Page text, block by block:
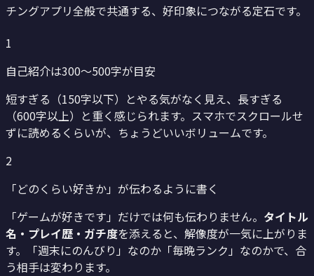
チングアプリ全般で共通する、好印象につながる定石です。
1
自己紹介は300〜500字が目安
短すぎる（150字以下）とやる気がなく見え、長すぎる
（600字以上）と重く感じられます。スマホでスクロールせ
ずに読めるくらいが、ちょうどいいボリュームです。
2
「どのくらい好きか」が伝わるように書く
「ゲームが好きです」だけでは何も伝わりません。 タイトル
名・プレイ歴・ガチ度を添えると、解像度が一気に上がりま
す。「週末にのんびり」なのか「毎晩ランク」なのかで、合
う相手は変わります。